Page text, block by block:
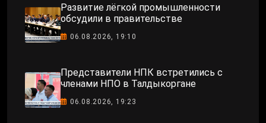
Развитие лёгкой промышленности
обсудили в правительстве
06.08.2026, 19:10
Представители НПК встретились с
членами НПО в Талдыкоргане
06.08.2026, 19:23